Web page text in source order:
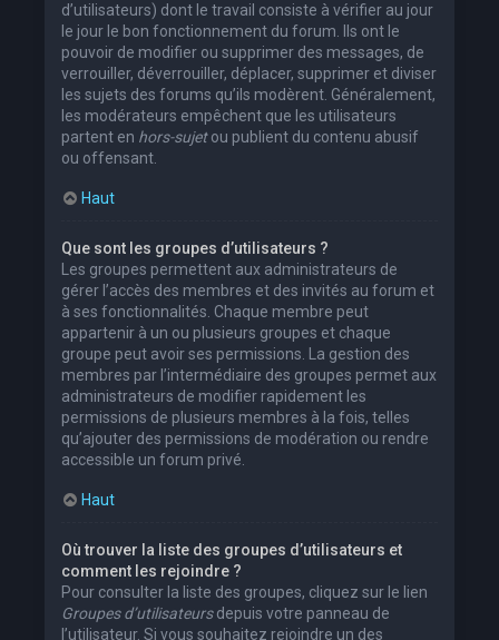
d’utilisateurs) dont le travail consiste à vérifier au jour
le jour le bon fonctionnement du forum. Ils ont le
pouvoir de modifier ou supprimer des messages, de
verrouiller, déverrouiller, déplacer, supprimer et diviser
les sujets des forums qu’ils modèrent. Généralement,
les modérateurs empêchent que les utilisateurs
partent en hors-sujetou publient du contenu abusif
ou offensant.
Haut
Que sont les groupes d’utilisateurs ?
Les groupes permettent aux administrateurs de
gérer l’accès des membres et des invités au forum et
à ses fonctionnalités. Chaque membre peut
appartenir à un ou plusieurs groupes et chaque
groupe peut avoir ses permissions. La gestion des
membres par l’intermédiaire des groupes permet aux
administrateurs de modifier rapidement les
permissions de plusieurs membres à la fois, telles
qu’ajouter des permissions de modération ou rendre
accessible un forum privé.
Haut
Où trouver la liste des groupes d’utilisateurs et
comment les rejoindre ?
Pour consulter la liste des groupes, cliquez sur le lien
Groupes d’utilisateursdepuis votre panneau de
l’utilisateur. Si vous souhaitez rejoindre un des